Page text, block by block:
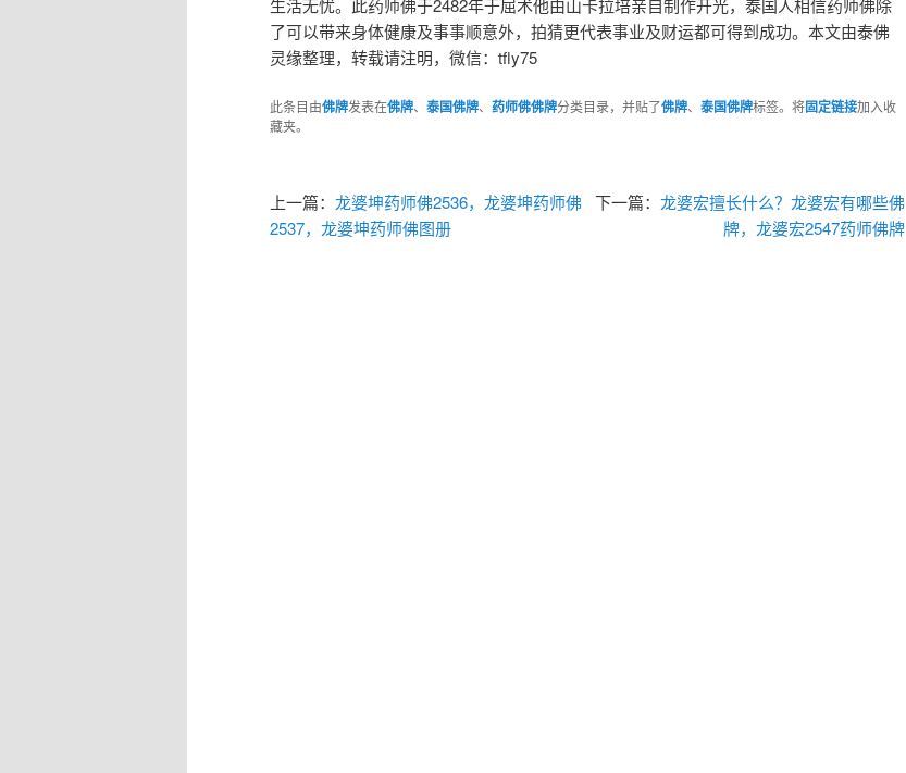
了可以带来身体健康及事事顺意外，拍猜更代表事业及财运都可得到成功。本文由泰佛
灵缘整理，转载请注明，微信：tfly75
此条目由佛牌发表在佛牌、 泰国佛牌、 药师佛佛牌分类目录，并贴了佛牌、 泰国佛牌标签。将固定链接加入收
藏夹。
上一篇： 龙婆坤药师佛2536，龙婆坤药师佛
2537，龙婆坤药师佛图册
下一篇： 龙婆宏擅长什么？龙婆宏有哪些佛
牌，龙婆宏2547药师佛牌